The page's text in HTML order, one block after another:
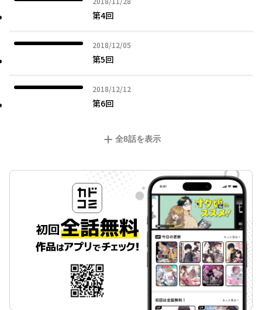
第4回
2018/12/05
2018年12月05日
第5回
2018/12/12
2018年12月12日
第6回
全8話を表示